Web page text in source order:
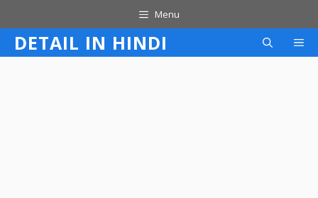
to
content
Menu
DETAIL IN HINDI